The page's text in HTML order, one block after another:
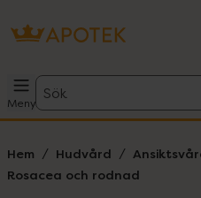
Meny
Sök
Hem Hudvård
Rosacea och rodnad